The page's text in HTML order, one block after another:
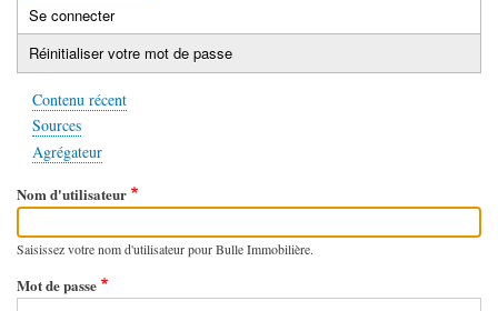
Onglets
principaux
Se connecter(onglet
actif)
Réinitialiser votre mot de passe
Contenu récent
Sources
Agrégateur
Nom d'utilisateur
Saisissez votre nom d'utilisateur pour Bulle Immobilière.
Mot de passe